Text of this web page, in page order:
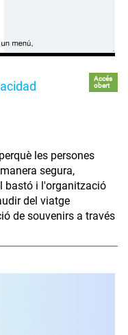
Accés
obert
les persones
segura,
bastó i l'organització
del viatge
de souvenirs a través